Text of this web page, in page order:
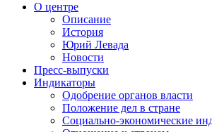
О центре
Описание
История
Юрий Левада
Новости
Пресс-выпуски
Индикаторы
Одобрение органов власти
Положение дел в стране
Социально-экономические